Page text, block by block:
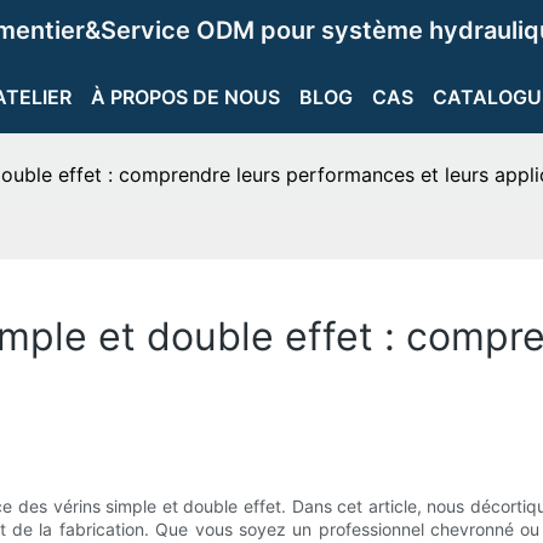
ODM pour système
À PROPOS DE NOUS BLOG CAS
effet : comprendre leurs performances et leurs
et double effet :
des vérins simple et double effet. Dans cet article, nous
la fabrication. Que vous soyez un professionnel chevronné